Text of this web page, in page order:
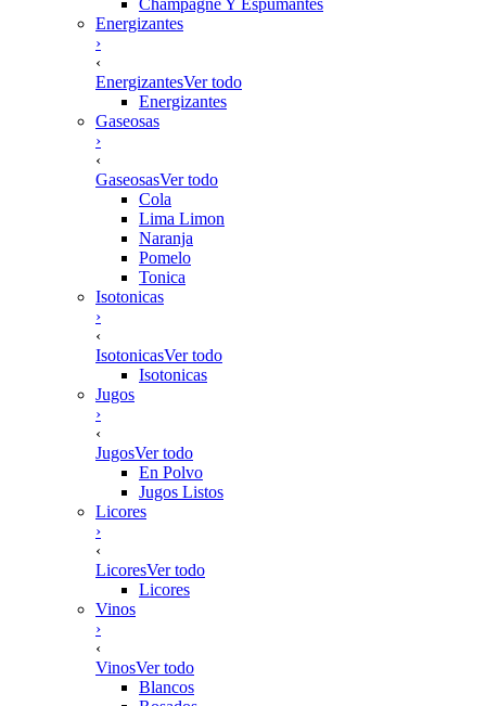
Champagne Y Espumantes
Energizantes
›
‹
EnergizantesVer todo
Energizantes
Gaseosas
›
‹
GaseosasVer todo
Cola
Lima Limon
Naranja
Pomelo
Tonica
Isotonicas
›
‹
IsotonicasVer todo
Isotonicas
Jugos
›
‹
JugosVer todo
En Polvo
Jugos Listos
Licores
›
‹
LicoresVer todo
Licores
Vinos
›
‹
VinosVer todo
Blancos